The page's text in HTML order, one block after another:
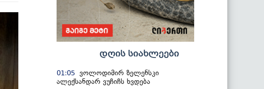
დღის სიახლეები
01:05 ვოლოდიმირ ზელენსკი
ალექსანდარ ვუჩიჩს ხვდება